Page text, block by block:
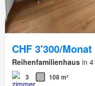
CHF 3'300/Monat
Reihenfamilienhaus in
3 108 m²